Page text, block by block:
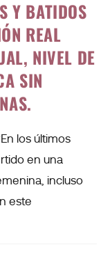
Y BATIDOS
REAL
NIVEL DE
SIN
los últimos
en una
incluso
este